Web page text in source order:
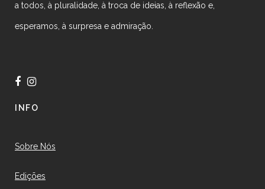
a todos, à pluralidade, à troca de ideias, à reflexão e,
esperamos, à surpresa e admiração.
INFO
Sobre Nós
Edições